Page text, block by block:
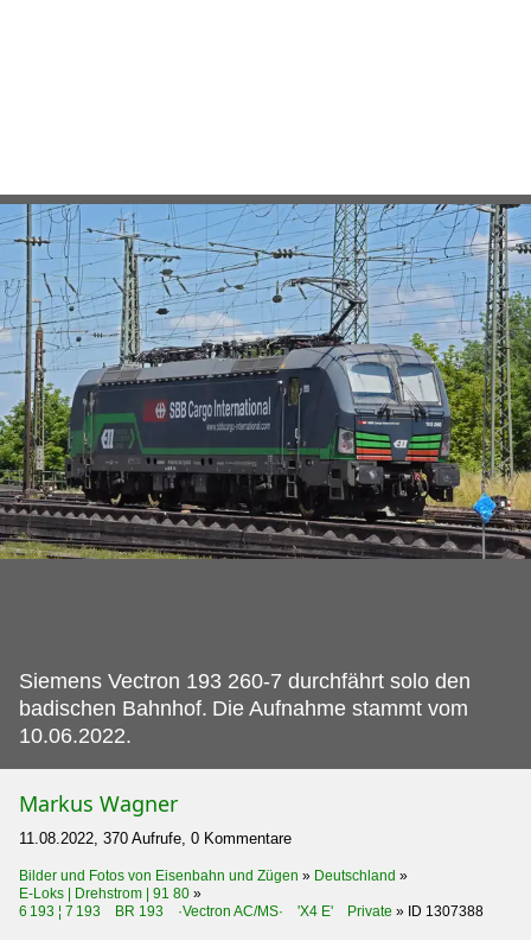
Siemens Vectron 193 260-7 durchfährt solo den
badischen Bahnhof. Die Aufnahme stammt vom
10.06.2022.
Markus Wagner
11.08.2022, 370 Aufrufe, 0 Kommentare
Bilder und Fotos von Eisenbahn und Zügen » Deutschland »
E-Loks | Drehstrom | 91 80 »
6 193 ¦ 7 193 BR 193 ·Vectron AC/MS· 'X4 E' Private » ID 1307388